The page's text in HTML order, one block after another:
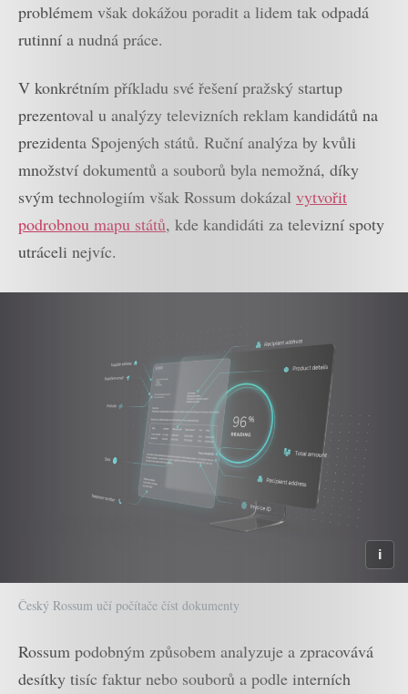
problémem však dokážou poradit a lidem tak odpadá
rutinní a nudná práce.
V konkrétním příkladu své řešení pražský startup
prezentoval u analýzy televizních reklam kandidátů na
prezidenta Spojených států. Ruční analýza by kvůli
množství dokumentů a souborů byla nemožná, díky
svým technologiím však Rossum dokázal vytvořit
podrobnou mapu států, kde kandidáti za televizní spoty
utráceli nejvíc.
Český Rossum učí počítače číst dokumenty
Rossum podobným způsobem analyzuje a zpracovává
desítky tisíc faktur nebo souborů a podle interních